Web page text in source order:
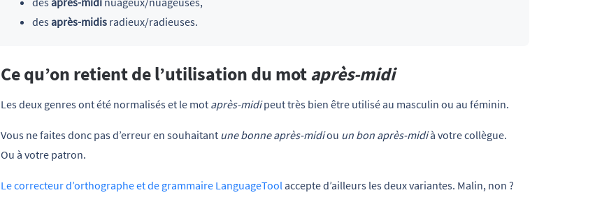
des après-midisradieux/radieuses.
Ce qu’on retient de l’utilisation du motaprès-midi
Les deux genres ont été normalisés et le mot après-midipeut très bien être utilisé au masculin ou au féminin.
Vous ne faites donc pas d’erreur en souhaitant une bonne après-midiou un bon après-midià votre collègue.
Ou à votre patron.
Le correcteur d’orthographe et de grammaire LanguageToolaccepte d’ailleurs les deux variantes. Malin, non ?